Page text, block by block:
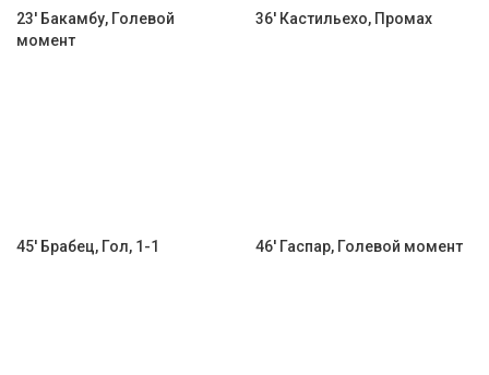
23' Бакамбу, Голевой
момент
36' Кастильехо, Промах
45' Брабец, Гол, 1-1 46' Гаспар, Голевой момент